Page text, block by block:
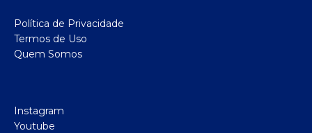
Política de Privacidade
Termos de Uso
Quem Somos
Instagram
Youtube